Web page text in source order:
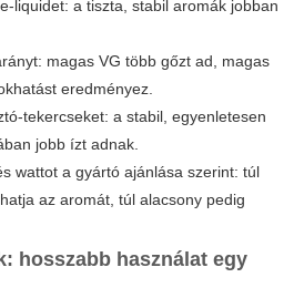
liquidet: a tiszta, stabil aromák jobban
magas VG több gőzt ad, magas
eredményez.
tekercseket: a stabil, egyenletesen
jobb ízt adnak.
wattot a gyártó ajánlása szerint: túl
az aromát, túl alacsony pedig
hosszabb használat egy